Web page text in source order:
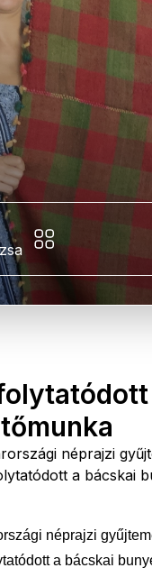
néprajzi
a bácskai
néprajzi
a bácskai